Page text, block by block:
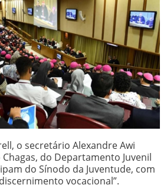
o secretário Alexandre Awi
do Departamento Juvenil
do Sínodo da Juventude, com
vocacional”.